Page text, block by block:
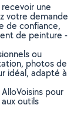
une
votre demande
de confiance,
de peinture -
ou
photos de
idéal, adapté à
pour
outils